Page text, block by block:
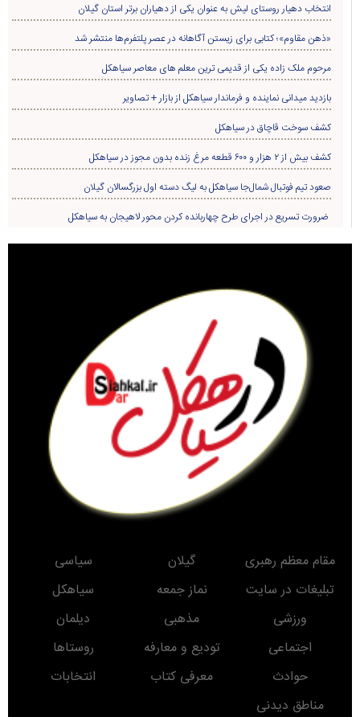
انتخاب دهیار روستای لیش به عنوان یکی از دهیاران برتر استان گیلان
«ذهن مقاوم»؛ کتابی برای زیستن آگاهانه در عصر پلتفرم‌ها منتشر شد
مرحوم ملک زاده یکی از قدیمی ترین معلم های معاصر سیاهکل
بازدید میدانی نماینده و فرماندار سیاهکل از بازار + تصاویر
کشف سوخت قاچاق در سياهکل
کشف بیش از ۲ هزار و ۶۰۰ قطعه مرغ زنده بدون مجوز در سیاهکل
صعود تیم فوتبال شمال‌جا‌ سیاهکل به لیگ دسته اول بزرگسالان گیلان
ضرورت تسریع در اجرای طرح چهاربانده کردن محور لاهیجان به سیاهکل
مقام معظم رهبری گیلان
سیاسی
تبلیغات در سایت
نماز جمعه
سیاهکل
ورزشی
مذهبی
دیلمان
اجتماعی
تودیع و معارفه
روستاها
حوادث
معرفی کتاب
انتخابات
مناطق دیدنی